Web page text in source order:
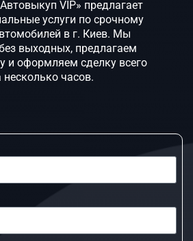
VIP» предлагает
услуги по срочному
в г. Киев. Мы
выходных, предлагаем
и оформляем сделку всего
несколько часов.